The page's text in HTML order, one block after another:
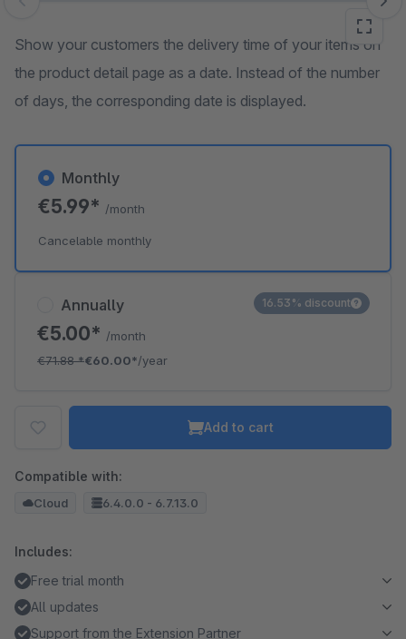
Skip image gallery
Show your customers the delivery time of your items on
the product detail page as a date. Instead of the number
of days, the corresponding date is displayed.
Annually
€5.00* /month
€71.88*€60.00*/year
16.53% discount
Monthly
€5.99* /month
Cancelable monthly
Add to cart
Compatible with:
Cloud 6.4.0.0 - 6.7.13.0
Includes:
Free trial month
All updates
Support from the Extension Partner